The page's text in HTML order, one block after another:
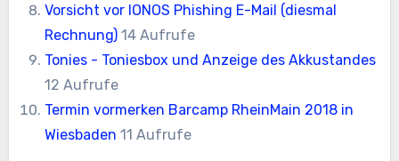
Vorsicht vor IONOS Phishing E-Mail (diesmal
Rechnung) 14 Aufrufe
Tonies - Toniesbox und Anzeige des Akkustandes
12 Aufrufe
Termin vormerken Barcamp RheinMain 2018 in
Wiesbaden 11 Aufrufe